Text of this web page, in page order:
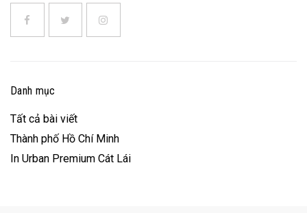
Danh mục
Tất cả bài viết
Thành phố Hồ Chí Minh
In Urban Premium Cát Lái